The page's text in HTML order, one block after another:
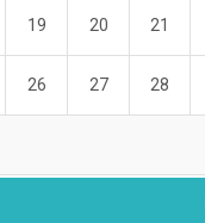
19 20 21
26 27 28